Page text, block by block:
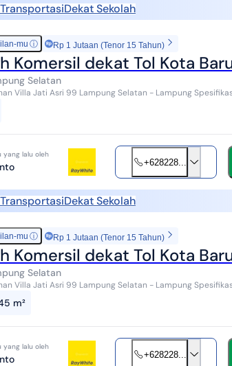
Dekat Sekolah
mu ⓘ Rp 1 Jutaan (Tenor 15 Tahun)
Komersil dekat Tol Kota
Selatan
Asri 99 Lampung Selatan - Lampung Spesifikasi : Luas Tanah 84 meter
yang lalu oleh
+628228...
Dekat Sekolah
mu ⓘ Rp 1 Jutaan (Tenor 15 Tahun)
Cepat Rumah Komersil dekat Tol Kota
Selatan
Asri 99 Lampung Selatan - Lampung Spesifikasi : Luas Tanah 84 meter
m²
yang lalu oleh
+628228...